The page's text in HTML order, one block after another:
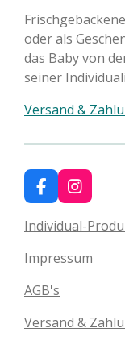
oder als
das Baby von
seiner
Versand &
F
a
c
e
b
o
o
k
I
n
s
t
a
g
m
Individual-
Impressum
AGB's
Versand &